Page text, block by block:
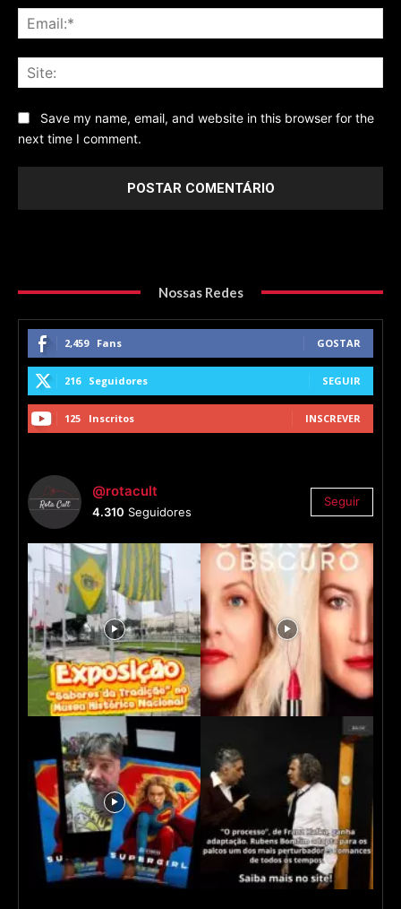
Save my name, email, and website in this browser for the
next time I comment.
Nossas Redes
2,459 Fans GOSTAR
216 Seguidores SEGUIR
125 Inscritos INSCREVER
@rotacult
4.310 Seguidores
Seguir